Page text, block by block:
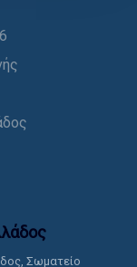
Σωματείο